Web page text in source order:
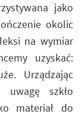
jako
okolic
na wymiar
uzyskać:
Urządzając
szkło
materiał do